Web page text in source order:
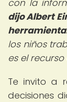
con la
dijo Albert
los niños
es el
Te invito a
decisiones